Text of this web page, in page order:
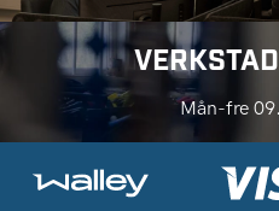
Mån-fre